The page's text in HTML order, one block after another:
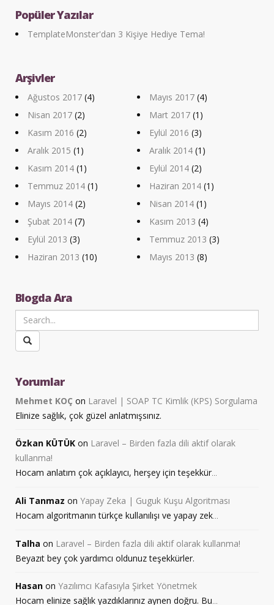
Popüler Yazılar
TemplateMonster'dan 3 Kişiye Hediye Tema!
Arşivler
Ağustos 2017 (4) Mayıs 2017 (4)
Nisan 2017 (2) Mart 2017 (1)
Kasım 2016 (2) Eylül 2016 (3)
Aralık 2015 (1) Aralık 2014 (1)
Kasım 2014 (1) Eylül 2014 (2)
Temmuz 2014 (1) Haziran 2014 (1)
Mayıs 2014 (2) Nisan 2014 (1)
Şubat 2014 (7) Kasım 2013 (4)
Eylül 2013 (3) Temmuz 2013 (3)
Haziran 2013 (10) Mayıs 2013 (8)
Blogda Ara
Yorumlar
Mehmet KOÇ on Laravel | SOAP TC Kimlik (KPS) Sorgulama
Elinize sağlık, çok güzel anlatmışsınız.
Özkan KÜTÜK on Laravel – Birden fazla dili aktif olarak
kullanma!
Hocam anlatım çok açıklayıcı, herşey için teşekkür
Ali Tanmaz on Yapay Zeka | Guguk Kuşu Algoritması
Hocam algoritmanın türkçe kullanılışı ve yapay zek
Talha on Laravel – Birden fazla dili aktif olarak kullanma!
Beyazıt bey çok yardımcı oldunuz teşekkürler.
Hasan on Yazılımcı Kafasıyla Şirket Yönetmek
Hocam elinize sağlık yazdıklarınız aynen doğru. Bu